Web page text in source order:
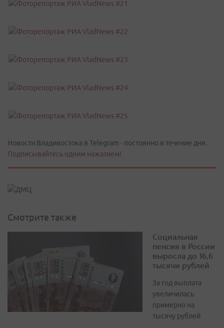
Новости Владивостока в Telegram - постоянно в течение дня.
Подписывайтесь одним нажатием!
Смотрите также
Социальная
пенсия в России
выросла до 16,6
тысячи рублей
За год выплата
увеличилась
примерно на
тысячу рублей